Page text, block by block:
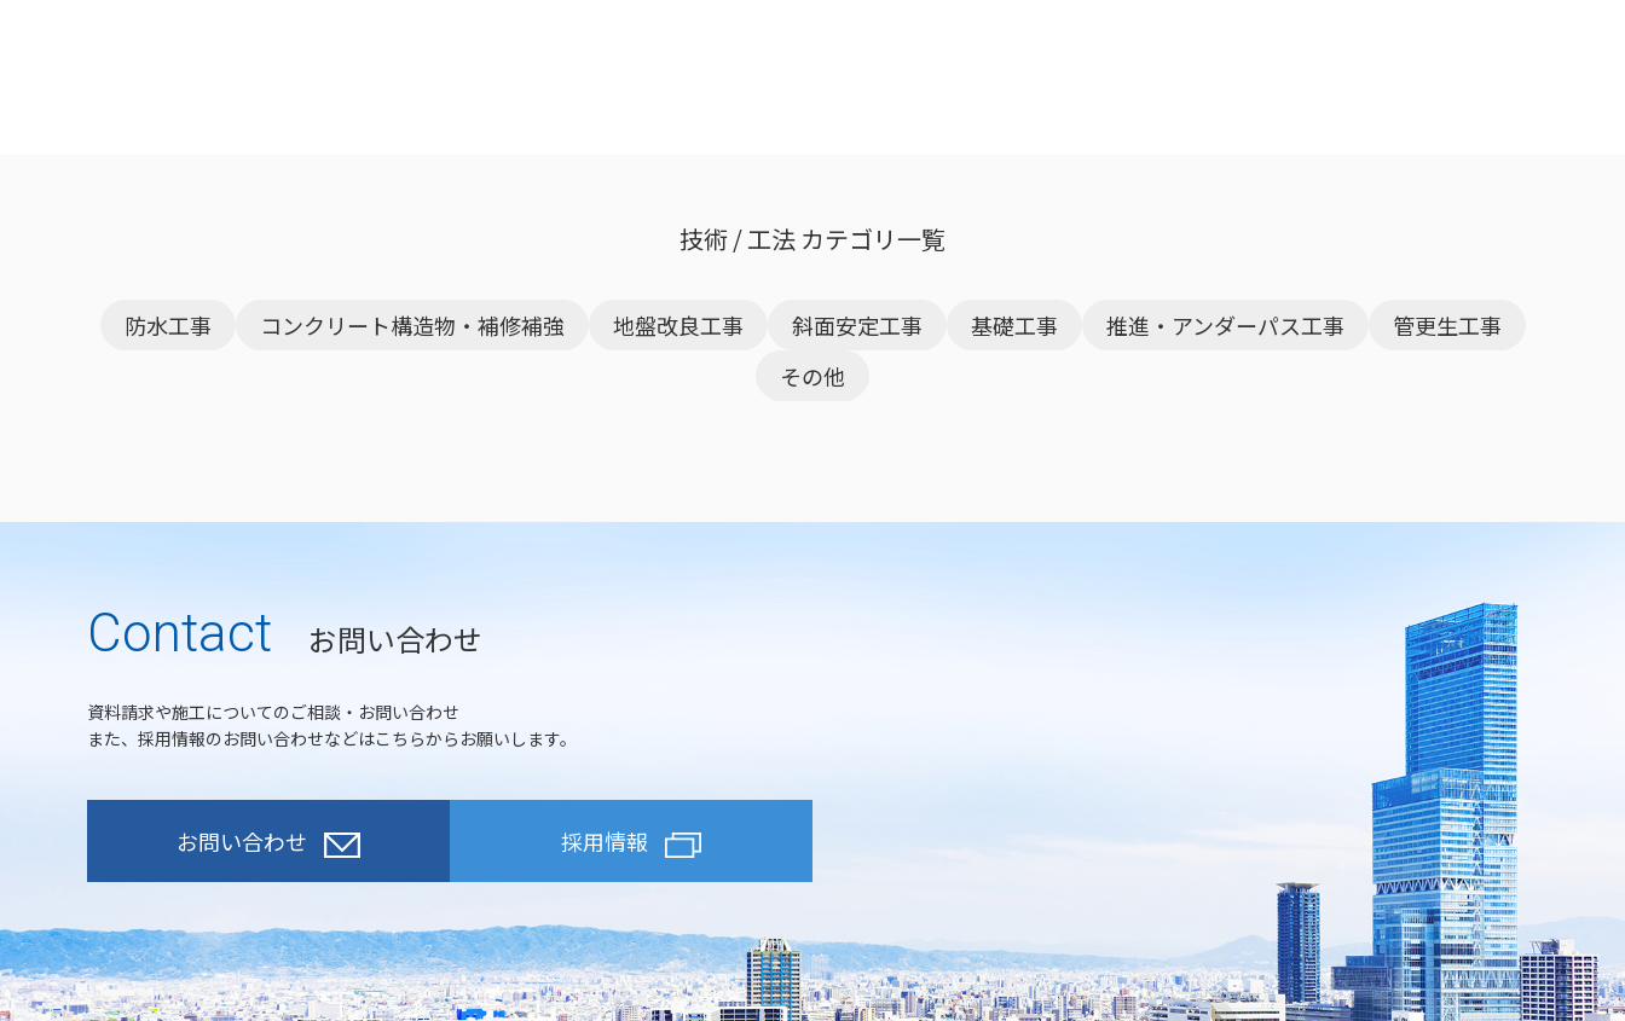
技術 / 工法 カテゴリ一覧
防水工事 コンクリート構造物・補修補強 地盤改良工事 斜面安定工事 基礎工事 推進・アンダーパス工事
管更生工事
その他
Contact お問い合わせ
資料請求や施工についてのご相談・お問い合わせ
また、採用情報のお問い合わせなどはこちらからお願いします。
お問い合わせ 採用情報